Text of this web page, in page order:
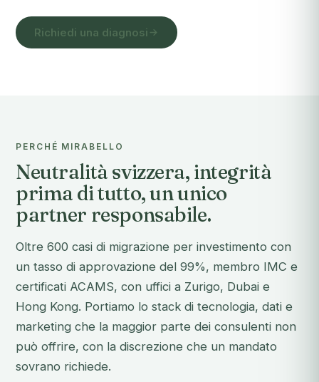
Richiedi una diagnosi
PERCHÉ MIRABELLO
Neutralità svizzera, integrità
prima di tutto, un unico
partner responsabile.
Oltre 600 casi di migrazione per investimento con
un tasso di approvazione del 99%, membro IMC e
certificati ACAMS, con uffici a Zurigo, Dubai e
Hong Kong. Portiamo lo stack di tecnologia, dati e
marketing che la maggior parte dei consulenti non
può offrire, con la discrezione che un mandato
sovrano richiede.